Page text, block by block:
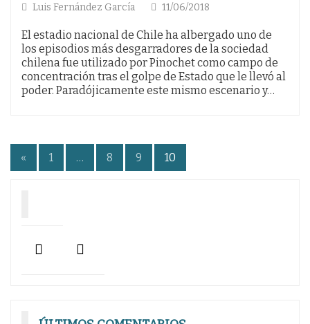
Luis Fernández García 11/06/2018
El estadio nacional de Chile ha albergado uno de
los episodios más desgarradores de la sociedad
chilena fue utilizado por Pinochet como campo de
concentración tras el golpe de Estado que le llevó al
poder. Paradójicamente este mismo escenario y…
Paginación
« 1 … 8 9 10